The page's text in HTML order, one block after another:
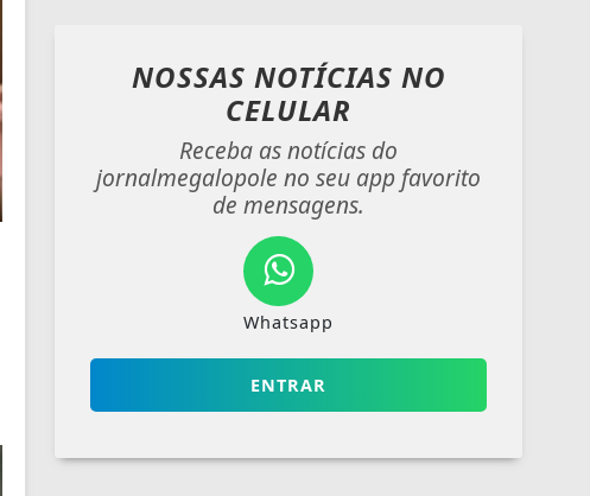
NOSSAS NOTÍCIAS NO
CELULAR
Receba as notícias do
jornalmegalopole no seu app favorito
de mensagens.
Whatsapp
ENTRAR